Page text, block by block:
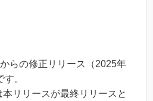
らの修正リリース（2025年
。
リリースが最終リリースと